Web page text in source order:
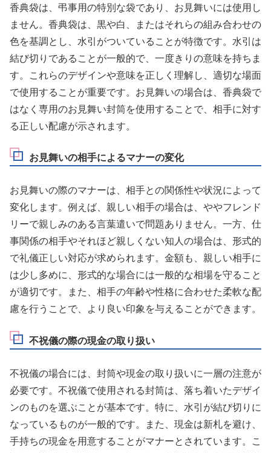
香典袋は、弔事用の特別な袋であり、お見舞いには使用し
ません。香典袋は、黒や白、またはそれらの組み合わせの
色を基調とし、水引がついていることが特徴です。水引は
結び切りであることが一般的で、一度きりの意味を持ちま
す。これらのデザインや意味を正しく理解し、適切な場面
で使用することが重要です。お見舞いの場合は、香典袋で
はなく専用のお見舞い封筒を使用することで、相手に対す
る正しい配慮が示されます。
お見舞いの相手によるマナーの変化
お見舞いの際のマナーは、相手との関係性や状況によって
変化します。例えば、親しい相手の場合は、ややフレンド
リーで親しみのある言葉遣いで問題ありません。一方、仕
事関係の相手やそれほど親しくない知人の場合は、形式的
で礼儀正しい対応が求められます。金額も、親しい相手に
は少し多めに、形式的な場合には一般的な相場を守ること
が適切です。また、相手の年齢や性格に合わせた柔軟な配
慮を行うことで、より良い印象を与えることができます。
不祝儀の際の現金の取り扱い
不祝儀の場合には、封筒や現金の取り扱いに一層の注意が
必要です。不祝儀で使用される封筒は、落ち着いたデザイ
ンのものを選ぶことが基本です。特に、水引が結び切りに
なっているものが一般的です。また、現金は新札を避け、
手持ちの現金を用意することがマナーとされています。こ